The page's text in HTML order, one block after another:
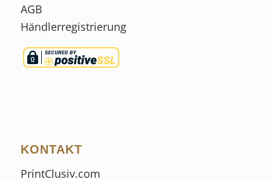
AGB
Händlerregistrierung
KONTAKT
PrintClusiv.com